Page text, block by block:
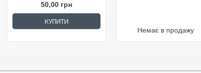
50,00 грн
КУПИТИ
Немає в продажу